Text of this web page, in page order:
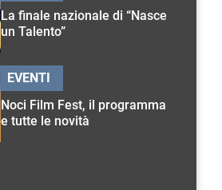
La finale nazionale di “Nasce
un Talento”
Noci Film Fest, il programma
e tutte le novità
EVENTI